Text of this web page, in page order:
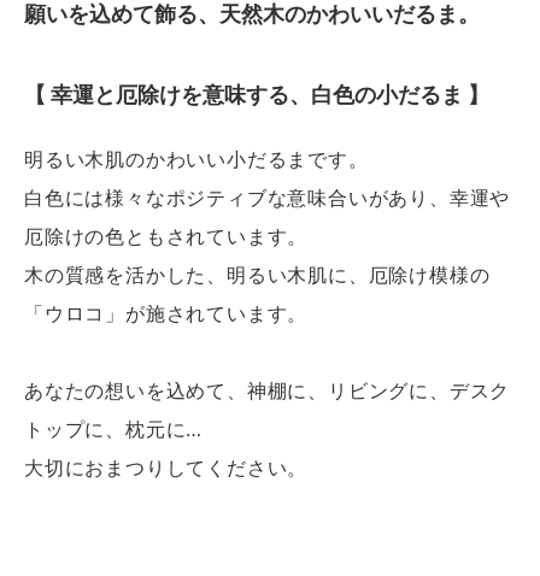
願いを込めて飾る、天然木のかわいいだるま。
【 幸運と厄除けを意味する、白色の小だるま 】
明るい木肌のかわいい小だるまです。
白色には様々なポジティブな意味合いがあり、幸運や
厄除けの色ともされています。
木の質感を活かした、明るい木肌に、厄除け模様の
「ウロコ」が施されています。
あなたの想いを込めて、神棚に、リビングに、デスク
トップに、枕元に…
大切におまつりしてください。